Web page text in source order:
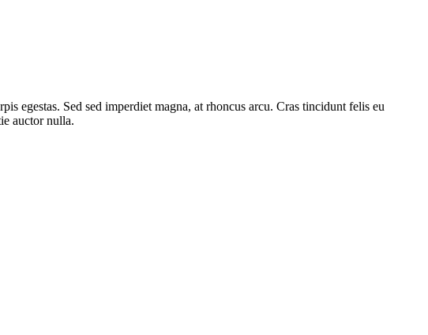
egestas. Sed sed imperdiet magna, at rhoncus arcu. Cras tincidunt felis eu
auctor nulla.